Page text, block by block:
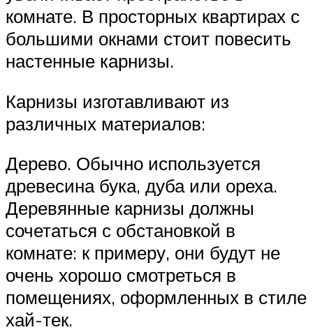
комнате. В просторных квартирах с
большими окнами стоит повесить
настенные карнизы.
Карнизы изготавливают из
различных материалов:
Дерево. Обычно используется
древесина бука, дуба или ореха.
Деревянные карнизы должны
сочетаться с обстановкой в
комнате: к примеру, они будут не
очень хорошо смотреться в
помещениях, оформленных в стиле
хай-тек.